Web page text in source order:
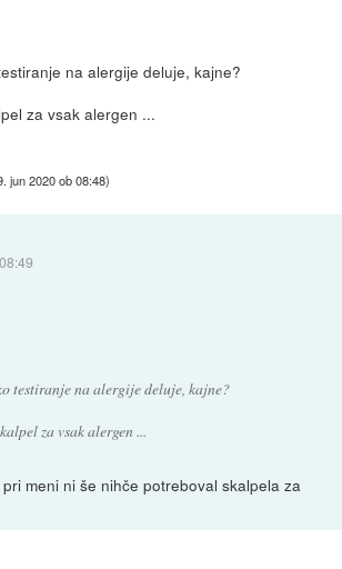
na alergije deluje, kajne?
za vsak alergen ...
jun 2020 ob 08:48)
testiranje na alergije deluje, kajne?
za vsak alergen ...
meni ni še nihče potreboval skalpela za